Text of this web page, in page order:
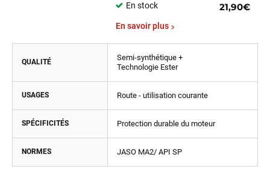
En stock
21,90€
En savoir plus
QUALITÉ
Semi-synthétique +
Technologie Ester
USAGES Route - utilisation courante
SPÉCIFICITÉS Protection durable du moteur
NORMES JASO MA2/ API SP